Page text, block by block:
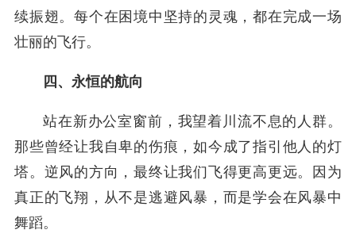
续振翅。每个在困境中坚持的灵魂，都在完成一场
壮丽的飞行。
四、永恒的航向
站在新办公室窗前，我望着川流不息的人群。
那些曾经让我自卑的伤痕，如今成了指引他人的灯
塔。逆风的方向，最终让我们飞得更高更远。因为
真正的飞翔，从不是逃避风暴，而是学会在风暴中
舞蹈。